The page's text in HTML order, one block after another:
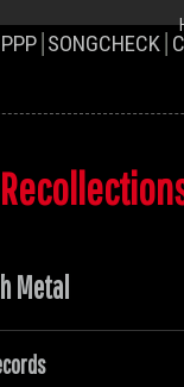
PPP SONGCHECK
Metal